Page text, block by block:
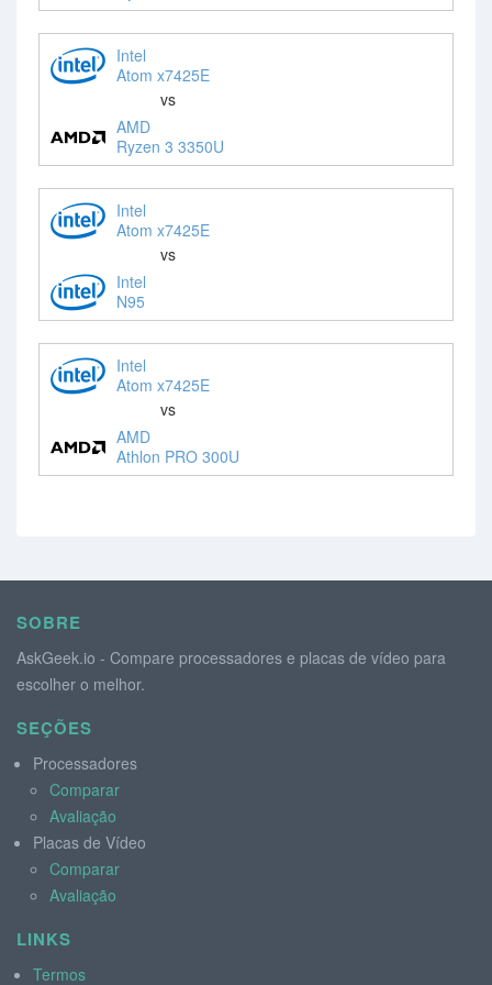
Intel
Atom x7425E
vs
AMD
Ryzen 3 3350U
Intel
Atom x7425E
vs
Intel
N95
Intel
Atom x7425E
vs
AMD
Athlon PRO 300U
SOBRE
AskGeek.io - Compare processadores e placas de vídeo para
escolher o melhor.
SEÇÕES
Processadores
Comparar
Avaliação
Placas de Vídeo
Comparar
Avaliação
LINKS
Termos